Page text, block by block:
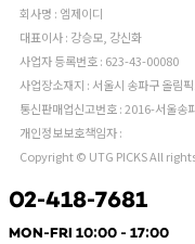
회사명 : 엠제이디
대표이사 : 강승모, 강신화
사업자 등록번호 : 623-43-00080
사업장소재지 : 서울시 송파구 올림
통신판매업신고번호 : 2016-서울송
개인정보보호책임자 :
Copyright © UTG PICKS All
02-418-7681
MON-FRI 10:00 - 17:00